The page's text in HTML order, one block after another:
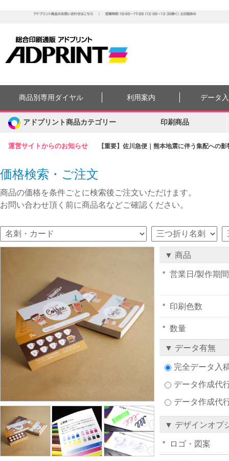
運営サイトからのお知らせ 【重要】佐川急便｜熊本地震に伴う集配への
商品別専用ダイヤル 利用案内 データ
アドプリント商品カテゴリー 印刷商品
価格検索・ご注文
商品の価格を条件ごとに検索後ご注文いただけます。
お問い合わせ頂く前に商品名などご確認ください。
▼ 商品
営業日/製作期間
印刷色数
数量
▼ データ有無
完全データ入
データ作成代
データ作成代
▼ デザインオプ
ロゴ・図案